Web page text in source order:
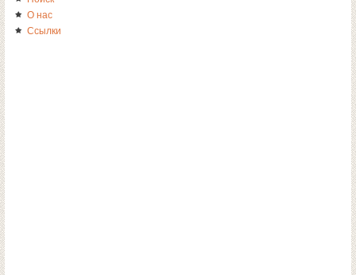
О нас
Ссылки